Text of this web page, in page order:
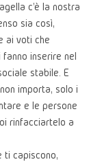
c'è la nostra
sia così,
ai voti che
inserire nel
stabile. E
importa, solo i
e le persone
rinfacciartelo a
ti capiscono,